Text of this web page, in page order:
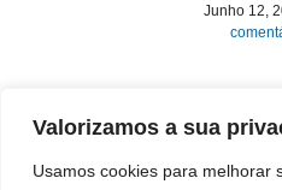
Valorizamos a sua
Usamos cookies para melhorar
Junho 12,